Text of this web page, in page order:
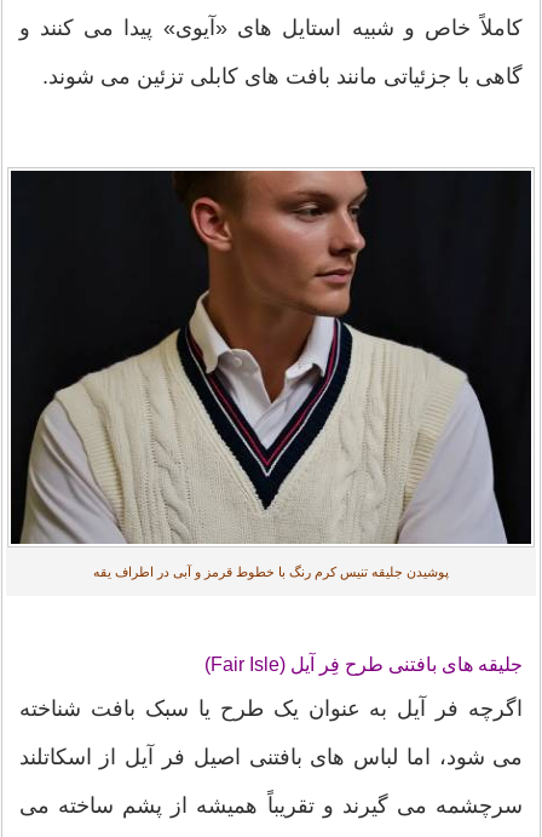
کاملاً خاص و شبیه استایل های «آیوی» پیدا می کنند و
گاهی با جزئیاتی مانند بافت های کابلی تزئین می شوند.
پوشیدن جلیقه تنیس کرم رنگ با خطوط قرمز و آبی در اطراف یقه
جلیقه های بافتنی طرح فِر آیل (Fair Isle)
اگرچه فر آیل به عنوان یک طرح یا سبک بافت شناخته
می شود، اما لباس های بافتنی اصیل فر آیل از اسکاتلند
سرچشمه می گیرند و تقریباً همیشه از پشم ساخته می